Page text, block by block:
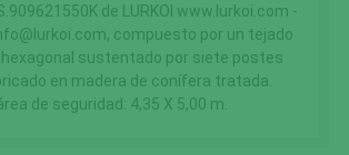
de LURKOI www.lurkoi.com -
compuesto por un tejado
sustentado por siete postes
en madera de conífera tratada.
de seguridad: 4,35 X 5,00 m.